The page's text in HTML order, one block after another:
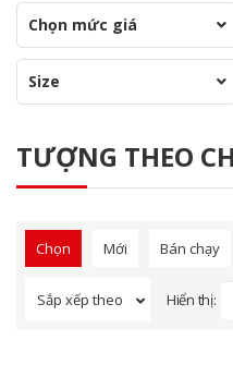
Chọn mức giá
Size
TƯỢNG THEO
Chọn Mới Bán chạy
Sắp xếp theo Hiển thị: